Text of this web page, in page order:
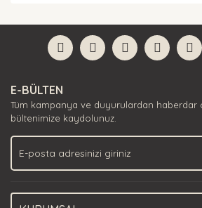
Yorum Yaz
formunu kullanarak tarafımıza
Görüş ve önerileriniz için teşekkür
Ürün açıklamasında eksik bilgiler
Ürün bilgilerinde hatalar bulunuyor.
Ürün fiyatı diğer sitelerden daha pahalı.
Bu ürüne benzer farklı alternatifler olmalı.
E-BÜLTEN
Tüm kampanya ve duyurulardan haberdar
bültenimize kaydolunuz.